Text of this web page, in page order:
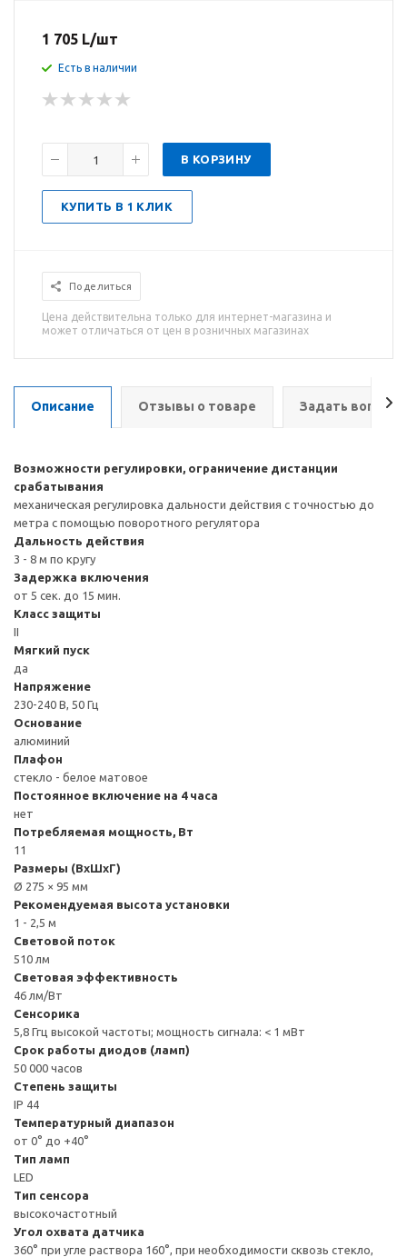
1 705 L/шт
Есть в наличии
В КОРЗИНУ
КУПИТЬ В 1 КЛИК
Поделиться
Цена действительна только для интернет-магазина и
может отличаться от цен в розничных магазинах
Описание Отзывы о товаре Задать вопрос
Возможности регулировки, ограничение дистанции
срабатывания
механическая регулировка дальности действия с точностью до
метра с помощью поворотного регулятора
Дальность действия
3 - 8 м по кругу
Задержка включения
от 5 сек. до 15 мин.
Класс защиты
II
Мягкий пуск
да
Напряжение
230-240 В, 50 Гц
Основание
алюминий
Плафон
стекло - белое матовое
Постоянное включение на 4 часа
нет
Потребляемая мощность, Вт
11
Размеры (ВxШxГ)
Ø 275 × 95 мм
Рекомендуемая высота установки
1 - 2,5 м
Световой поток
510 лм
Световая эффективность
46 лм/Вт
Сенсорика
5,8 Ггц высокой частоты; мощность сигнала: < 1 мВт
Срок работы диодов (ламп)
50 000 часов
Степень защиты
IP 44
Температурный диапазон
от 0° до +40°
Тип ламп
LED
Тип сенсора
высокочастотный
Угол охвата датчика
360° при угле раствора 160°, при необходимости сквозь стекло,